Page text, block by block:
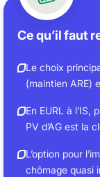
Ce qu’il faut
Le choix
(maintien ARE)
En EURL à l’IS,
PV d’AG est la
L’option pour
chômage quasi